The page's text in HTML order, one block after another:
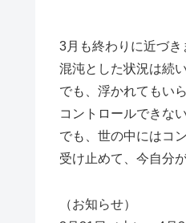
3月も終わりに近づき
混沌とした状況は続
でも、浮かれてもい
コントロールできな
でも、世の中にはコ
受け止めて、今自分
（お知らせ）